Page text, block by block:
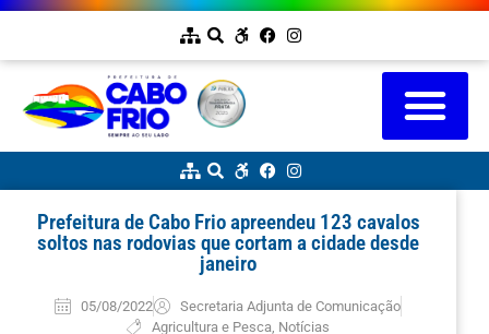
Prefeitura de Cabo Frio apreendeu 123 cavalos
soltos nas rodovias que cortam a cidade desde
janeiro
05/08/2022
Secretaria Adjunta de Comunicação
Agricultura e Pesca Notícias